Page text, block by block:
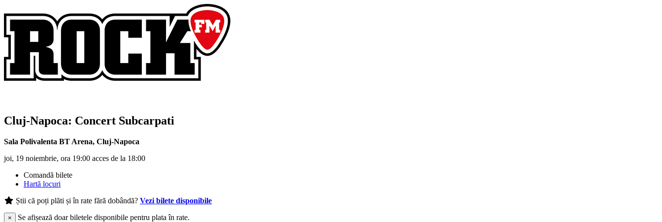
Cluj-Napoca: Concert Subcarpati
Sala Polivalenta BT Arena, Cluj-Napoca
joi, 19 noiembrie, ora 19:00 acces de la 18:00
Comandă bilete
Hartă locuri
Știi că poți plăti și în rate fără dobândă? Vezi bilete disponibile
×
Se afișează doar biletele disponibile pentru plata în rate.